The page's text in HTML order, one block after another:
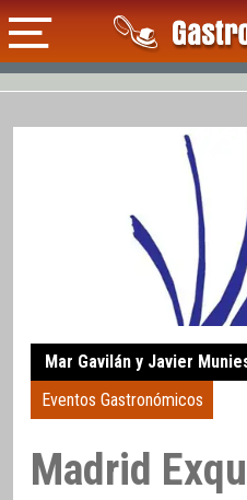
Mar Gavilán y Javier
Eventos Gastronómicos
Madrid